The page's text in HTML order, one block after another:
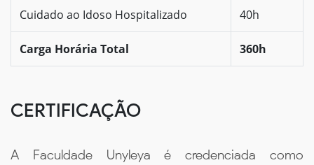
Cuidado ao Idoso Hospitalizado 40h
Carga Horária Total 360h
CERTIFICAÇÃO
A Faculdade Unyleya é credenciada como